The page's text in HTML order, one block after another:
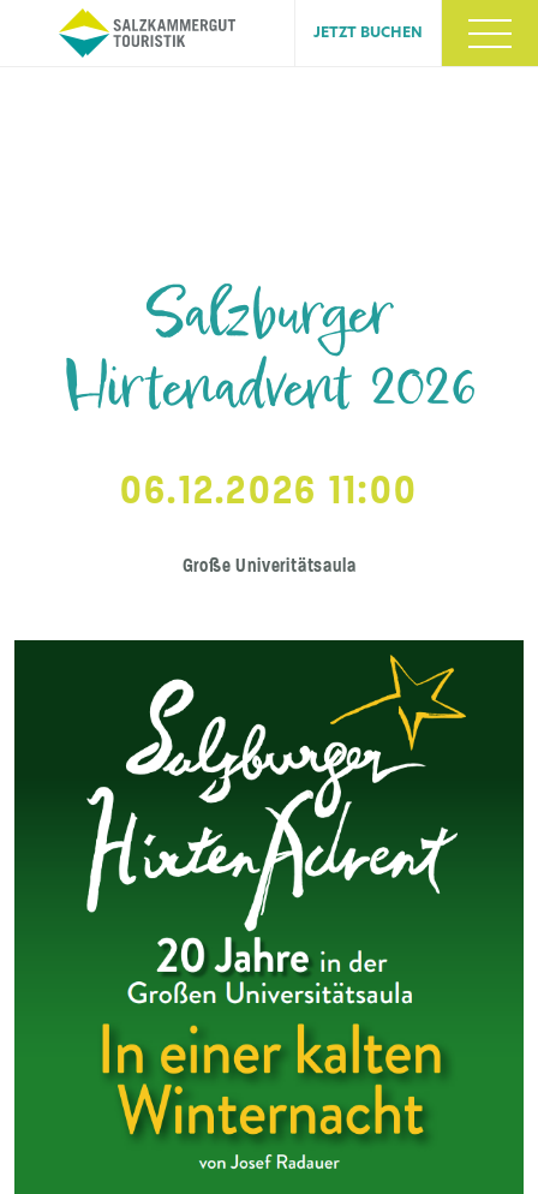
JETZT BUCHEN
Salzburger
Hirtenadvent 2026
06.12.2026 11:00
Große Univeritätsaula